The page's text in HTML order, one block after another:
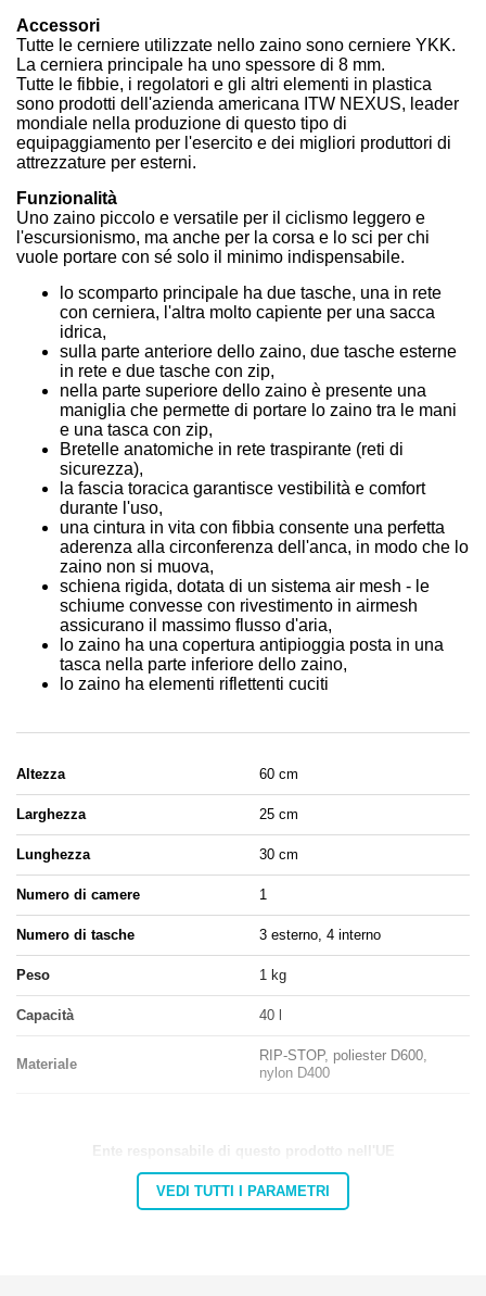
Accessori
Tutte le cerniere utilizzate nello zaino sono cerniere YKK.
La cerniera principale ha uno spessore di 8 mm.
Tutte le fibbie, i regolatori e gli altri elementi in plastica
sono prodotti dell'azienda americana ITW NEXUS, leader
mondiale nella produzione di questo tipo di
equipaggiamento per l'esercito e dei migliori produttori di
attrezzature per esterni.
Funzionalità
Uno zaino piccolo e versatile per il ciclismo leggero e
l'escursionismo, ma anche per la corsa e lo sci per chi
vuole portare con sé solo il minimo indispensabile.
lo scomparto principale ha due tasche, una in rete
con cerniera, l'altra molto capiente per una sacca
idrica,
sulla parte anteriore dello zaino, due tasche esterne
in rete e due tasche con zip,
nella parte superiore dello zaino è presente una
maniglia che permette di portare lo zaino tra le mani
e una tasca con zip,
Bretelle anatomiche in rete traspirante (reti di
sicurezza),
la fascia toracica garantisce vestibilità e comfort
durante l'uso,
una cintura in vita con fibbia consente una perfetta
aderenza alla circonferenza dell'anca, in modo che lo
zaino non si muova,
schiena rigida, dotata di un sistema air mesh - le
schiume convesse con rivestimento in airmesh
assicurano il massimo flusso d'aria,
lo zaino ha una copertura antipioggia posta in una
tasca nella parte inferiore dello zaino,
lo zaino ha elementi riflettenti cuciti
Altezza 60 cm
Larghezza 25 cm
Lunghezza 30 cm
Numero di camere 1
Numero di tasche 3 esterno, 4 interno
Peso 1 kg
Capacità 40 l
Materiale
RIP-STOP, poliester D600,
nylon D400
Ente responsabile di questo prodotto nell'UE
Indirizzo:
Codice postale:
VEDI TUTTI I PARAMETRI